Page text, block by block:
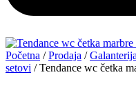
Početna /Prodaja /
setovi / Tendance wc četka